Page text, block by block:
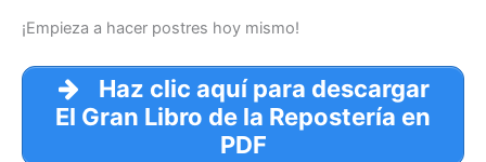
¡Empieza a hacer postres hoy mismo!
Haz clic aquí para descargar
El Gran Libro de la Repostería en
PDF